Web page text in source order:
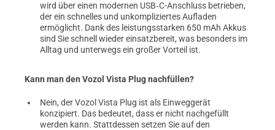
wird über einen modernen USB‑C-Anschluss betrieben,
der ein schnelles und unkompliziertes Aufladen
ermöglicht. Dank des leistungsstarken 650 mAh Akkus
sind Sie schnell wieder einsatzbereit, was besonders im
Alltag und unterwegs ein großer Vorteil ist.
Kann man den Vozol Vista Plug nachfüllen?
Nein, der Vozol Vista Plug ist als Einweggerät
konzipiert. Das bedeutet, dass er nicht nachgefüllt
werden kann. Stattdessen setzen Sie auf den